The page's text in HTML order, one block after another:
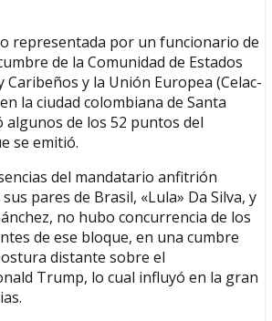
representada por un funcionario de
de la Comunidad de Estados
Caribeños y la Unión Europea (Celac-
la ciudad colombiana de Santa
de los 52 puntos del
se emitió.
del mandatario anfitrión
pares de Brasil, «Lula» Da Silva, y
no hubo concurrencia de los
de ese bloque, en una cumbre
distante sobre el
Trump, lo cual influyó en la gran